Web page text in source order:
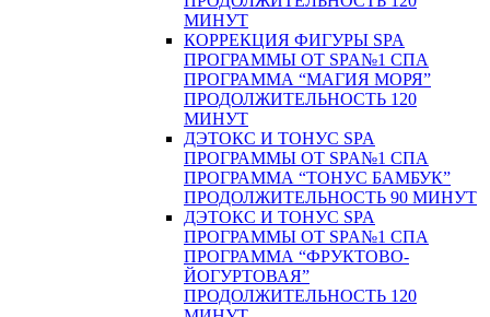
МИНУТ
КОРРЕКЦИЯ ФИГУРЫ SPA
ПРОГРАММЫ ОТ SPA№1 СПА
ПРОГРАММА “МАГИЯ МОРЯ”
ПРОДОЛЖИТЕЛЬНОСТЬ 120
МИНУТ
ДЭТОКС И ТОНУС SPA
ПРОГРАММЫ ОТ SPA№1 СПА
ПРОГРАММА “ТОНУС БАМБУК”
ПРОДОЛЖИТЕЛЬНОСТЬ 90 МИНУТ
ДЭТОКС И ТОНУС SPA
ПРОГРАММЫ ОТ SPA№1 СПА
ПРОГРАММА “ФРУКТОВО-
ЙОГУРТОВАЯ”
ПРОДОЛЖИТЕЛЬНОСТЬ 120